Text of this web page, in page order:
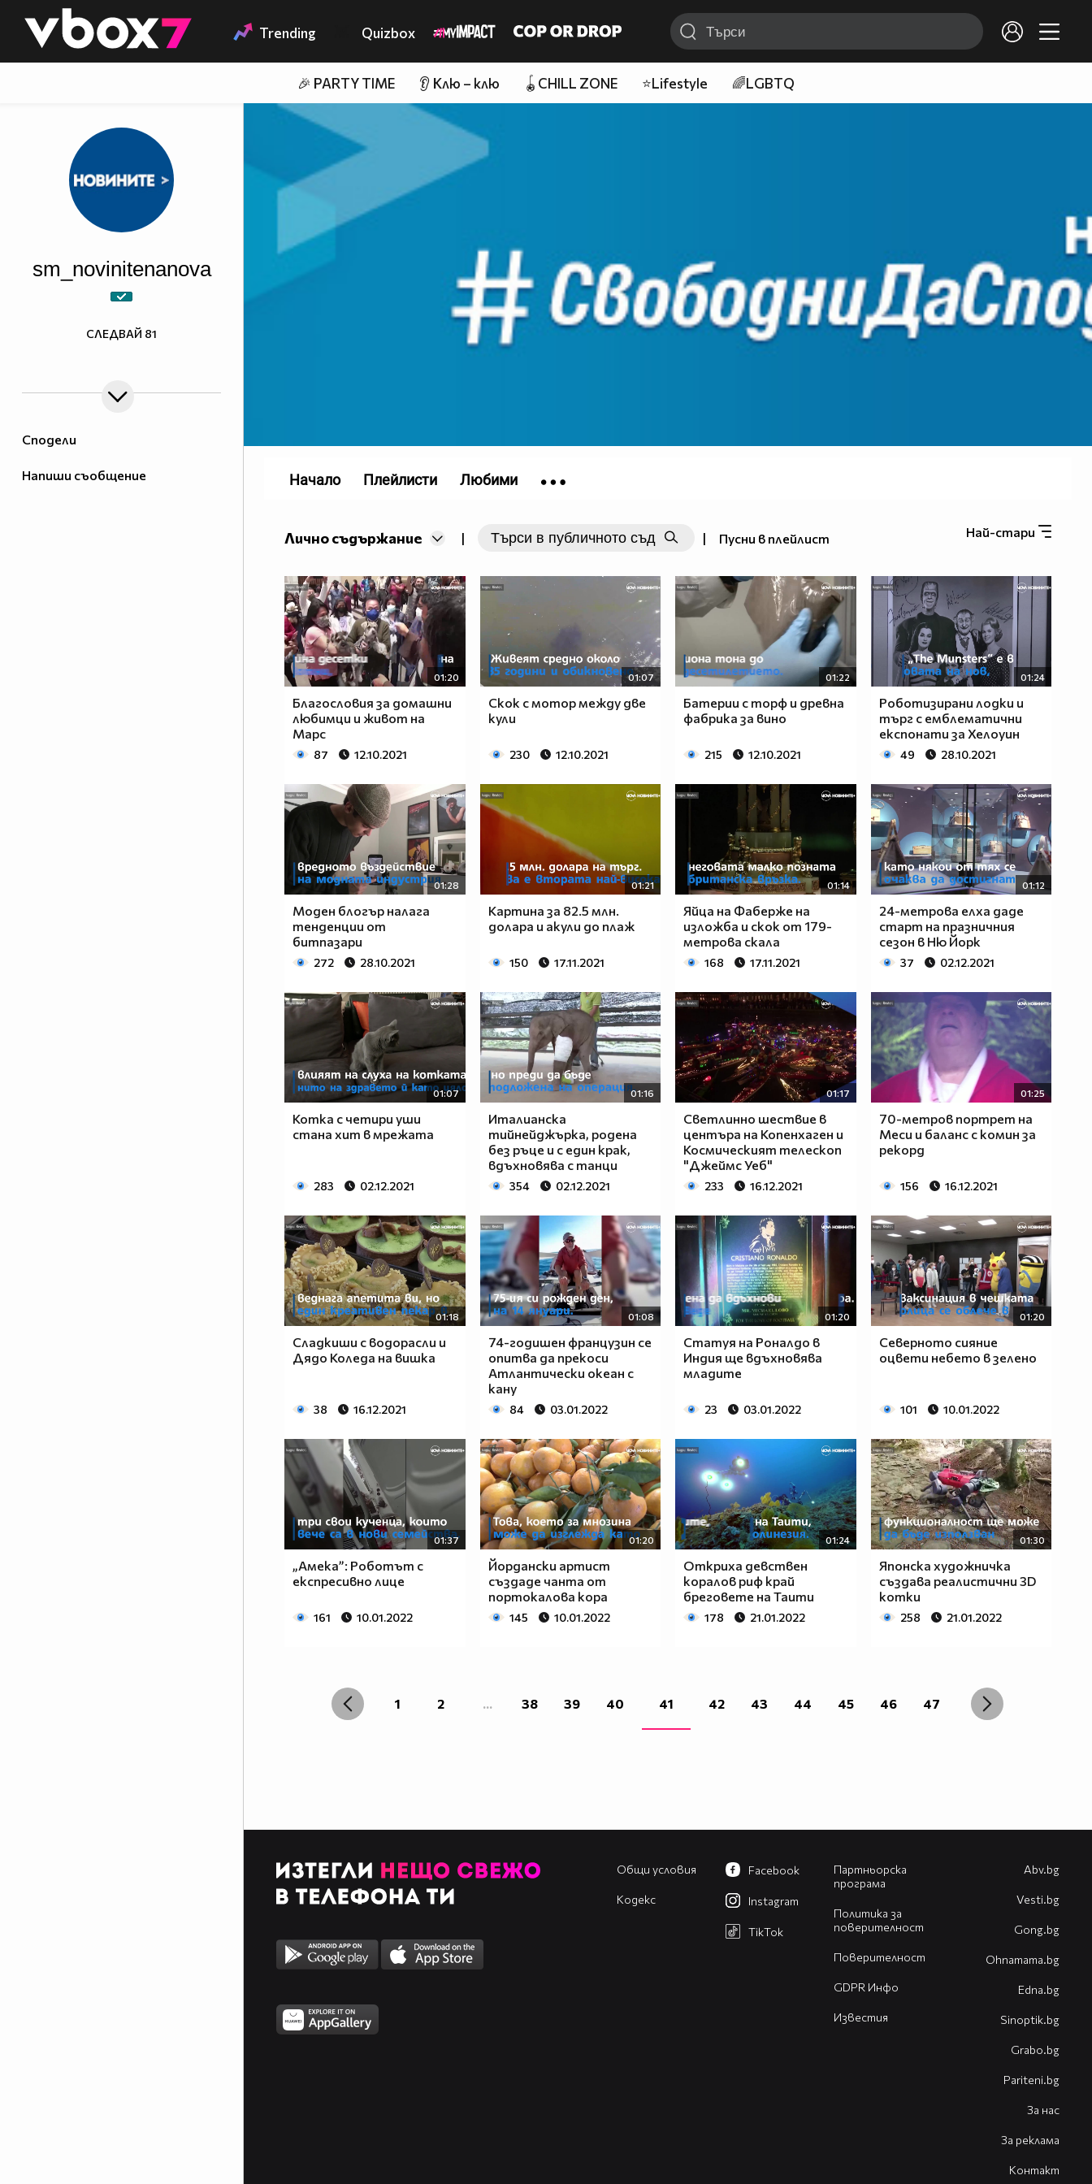
👾 Trending Quizbox
🎉 PARTY TIME 👂 Клю – клю 🪀CHILL ZONE ⭐Lifestyle 🌈LGBTQ
Сподели
Напиши съобщение
sm_novinitenanova
СЛЕДВАЙ 81
Най-стари
Лично съдържание | | Пусни в плейлист
01:20
Благословия за домашни
любимци и живот на
Марс
87 12.10.2021
01:07
Скок с мотор между две
кули
230 12.10.2021
01:22
Батерии с торф и древна
фабрика за вино
215 12.10.2021
01:24
Роботизирани лодки и
търг с емблематични
експонати за Хелоуин
49 28.10.2021
01:28
Моден блогър налага
тенденции от
битпазари
272 28.10.2021
01:21
Картина за 82.5 млн.
долара и акули до плаж
150 17.11.2021
01:14
Яйца на Фаберже на
изложба и скок от 179-
метрова скала
168 17.11.2021
01:12
24-метрова елха даде
старт на празничния
сезон в Ню Йорк
37 02.12.2021
01:07
Котка с четири уши
стана хит в мрежата
283 02.12.2021
01:16
Италианска
тийнейджърка, родена
без ръце и с един крак,
вдъхновява с танци
354 02.12.2021
01:17
Светлинно шествие в
центъра на Копенхаген и
Космическият телескоп
"Джеймс Уеб"
233 16.12.2021
01:25
70-метров портрет на
Меси и баланс с комин за
рекорд
156 16.12.2021
01:18
Сладкиши с водорасли и
Дядо Коледа на вишка
38 16.12.2021
01:08
74-годишен французин се
опитва да прекоси
Атлантически океан с
кану
84 03.01.2022
01:20
Статуя на Роналдо в
Индия ще вдъхновява
младите
23 03.01.2022
01:20
Северното сияние
оцвети небето в зелено
101 10.01.2022
01:37
„Амека”: Роботът с
експресивно лице
161 10.01.2022
01:20
Йордански артист
създаде чанта от
портокалова кора
145 10.01.2022
01:24
Откриха девствен
коралов риф край
бреговете на Таити
178 21.01.2022
01:30
Японска художничка
създава реалистични 3D
котки
258 21.01.2022
1 2 ... 38 39 40 41 42 43 44 45 46 47
Начало Плейлисти Любими
Общи условия
Кодекс
Партньорска
програма
Политика за
поверителност
Поверителност
GDPR Инфо
Известия
Facebook
Instagram
TikTok
Abv.bg
Vesti.bg
Gong.bg
Оhnamama.bg
Edna.bg
Sinoptik.bg
Grabo.bg
Pariteni.bg
За нас
За реклама
Контакт